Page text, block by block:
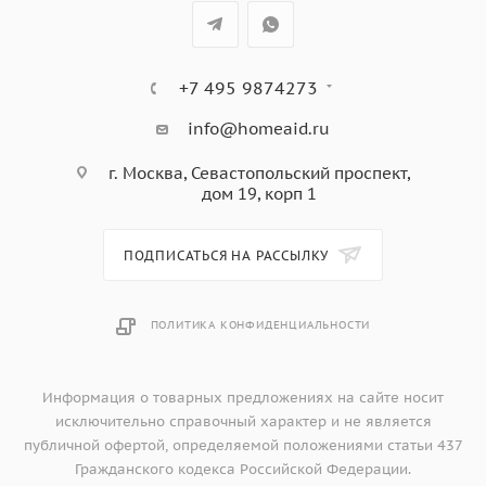
+7 495 9874273
info@homeaid.ru
г. Москва, Севастопольский проспект,
дом 19, корп 1
ПОДПИСАТЬСЯ НА РАССЫЛКУ
ПОЛИТИКА КОНФИДЕНЦИАЛЬНОСТИ
Информация о товарных предложениях на сайте носит
исключительно справочный характер и не является
публичной офертой, определяемой положениями статьи 437
Гражданского кодекса Российской Федерации.